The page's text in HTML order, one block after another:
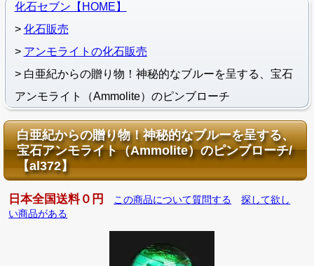
化石セブン【HOME】
化石販売
アンモライトの化石販売
白亜紀からの贈り物！神秘的なブルーを呈する、宝石
アンモライト（Ammolite）のピンブローチ
白亜紀からの贈り物！神秘的なブルーを呈する、
宝石アンモライト（Ammolite）のピンブローチ/
【al372】
日本全国送料０円 この商品について質問する
探して欲し
い商品がある